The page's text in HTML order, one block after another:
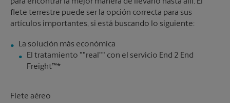
para encontrar la mejor manera de llevarlo hasta allí. El
flete terrestre puede ser la opción correcta para sus
artículos importantes, si está buscando lo siguiente:
El tratamiento ""real"" con el servicio End 2 End
Freight™*
Flete aéreo